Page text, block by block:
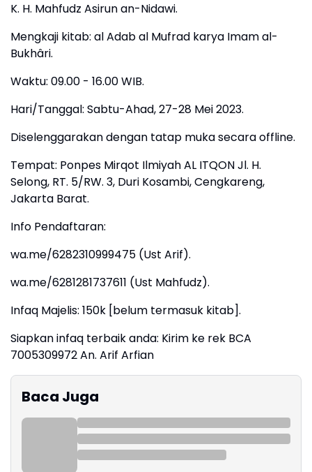
K. H. Mahfudz Asirun an-Nidawi.
Mengkaji kitab: al Adab al Mufrad karya Imam al-
Bukhâri.
Waktu: 09.00 - 16.00 WIB.
Hari/Tanggal: Sabtu-Ahad, 27-28 Mei 2023.
Diselenggarakan dengan tatap muka secara offline.
Tempat: Ponpes Mirqot Ilmiyah AL ITQON Jl. H.
Selong, RT. 5/RW. 3, Duri Kosambi, Cengkareng,
Jakarta Barat.
Info Pendaftaran:
wa.me/6282310999475 (Ust Arif).
wa.me/6281281737611 (Ust Mahfudz).
Infaq Majelis: 150k [belum termasuk kitab].
Siapkan infaq terbaik anda: Kirim ke rek BCA
7005309972 An. Arif Arfian
Baca Juga